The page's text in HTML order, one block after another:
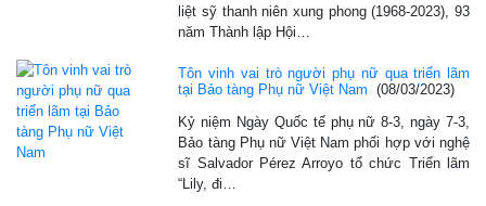
liệt sỹ thanh niên xung phong (1968-2023), 93
năm Thành lập Hội…
Tôn vinh vai trò người phụ nữ qua triển lãm
tại Bảo tàng Phụ nữ Việt Nam
(08/03/2023)
Kỷ niệm Ngày Quốc tế phụ nữ 8-3, ngày 7-3,
Bảo tàng Phụ nữ Việt Nam phối hợp với nghệ
sĩ Salvador Pérez Arroyo tổ chức Triển lãm
“Lily, đi…